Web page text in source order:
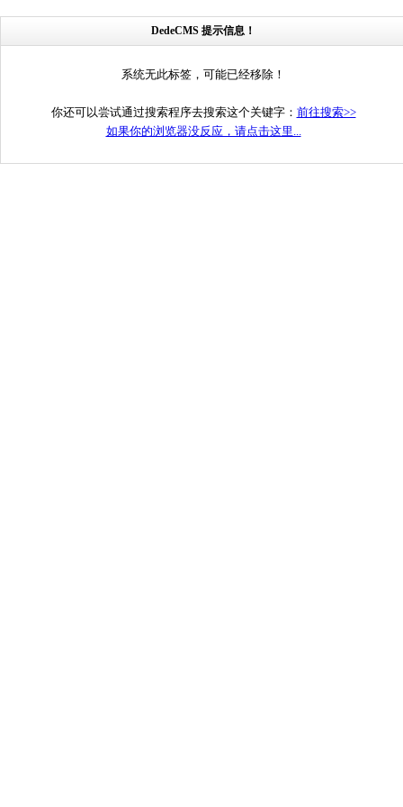
DedeCMS 提示信息！
系统无此标签，可能已经移除！
你还可以尝试通过搜索程序去搜索这个关键字： 前往搜索>>
如果你的浏览器没反应，请点击这里...